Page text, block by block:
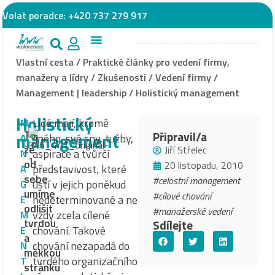
Volat poradce: +420 737 279 917
Vlastní cesta/ Praktické články pro vedení firmy,
manažery a lídry/ Zkušenosti /Vedení firmy/
Management | leadership/ Holistický management
Holistický
management
M
A
N
A
G
E
M
E
N
T
To,
že
od
sebe
umíme
odlišit
tvrdou
a
měkkou
stránku
Lidé mají, kromě
jiného, své sny, tužby,
aspirace a tvůrčí
představivost, které
ústí v jejich poněkud
nedeterminované a ne
vždy zcela cílené
chování. Takové
chování nezapadá do
tvrdého organizačního
Připravil/a
Jiří Střelec
20 listopadu, 2010
#celostní management
#cílové chování
#manažerské vedení
Sdílejte